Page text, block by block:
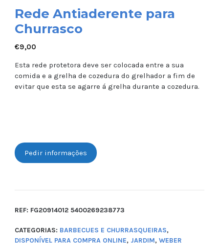
Rede Antiaderente para
Churrasco
€9,00
Esta rede protetora deve ser colocada entre a sua
comida e a grelha de cozedura do grelhador a fim de
evitar que esta se agarre á grelha durante a cozedura.
Pedir informações
REF: FG20914012 5400269238773
CATEGORIAS: BARBECUES E CHURRASQUEIRAS,
DISPONÍVEL PARA COMPRA ONLINE, JARDIM, WEBER